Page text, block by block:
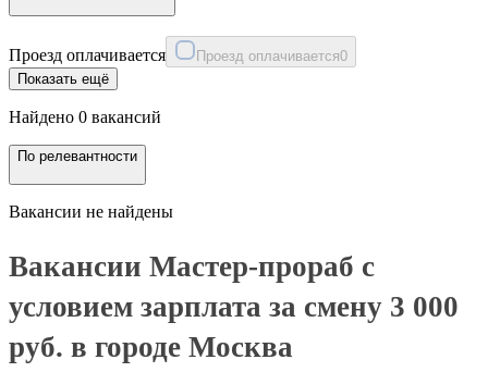
Проезд оплачивается Проезд оплачивается0
Показать ещё
Найдено 0 вакансий
По релевантности
Вакансии не найдены
Вакансии Мастер-прораб с
условием зарплата за смену 3 000
руб. в городе Москва